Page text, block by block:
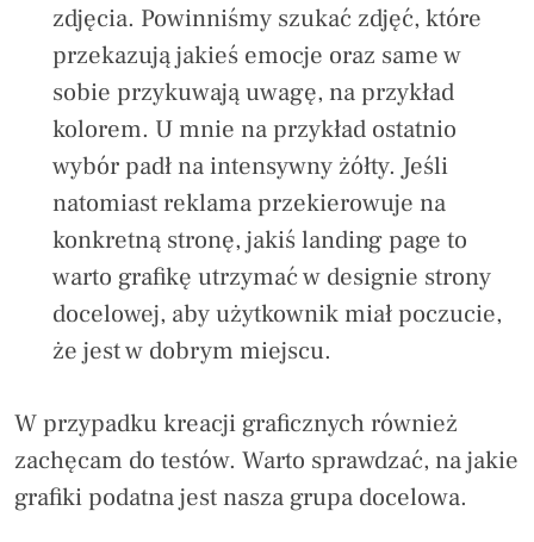
zdjęcia. Powinniśmy szukać zdjęć, które
przekazują jakieś emocje oraz same w
sobie przykuwają uwagę, na przykład
kolorem. U mnie na przykład ostatnio
wybór padł na intensywny żółty. Jeśli
natomiast reklama przekierowuje na
konkretną stronę, jakiś landing page to
warto grafikę utrzymać w designie strony
docelowej, aby użytkownik miał poczucie,
że jest w dobrym miejscu.
W przypadku kreacji graficznych również
zachęcam do testów. Warto sprawdzać, na jakie
grafiki podatna jest nasza grupa docelowa.